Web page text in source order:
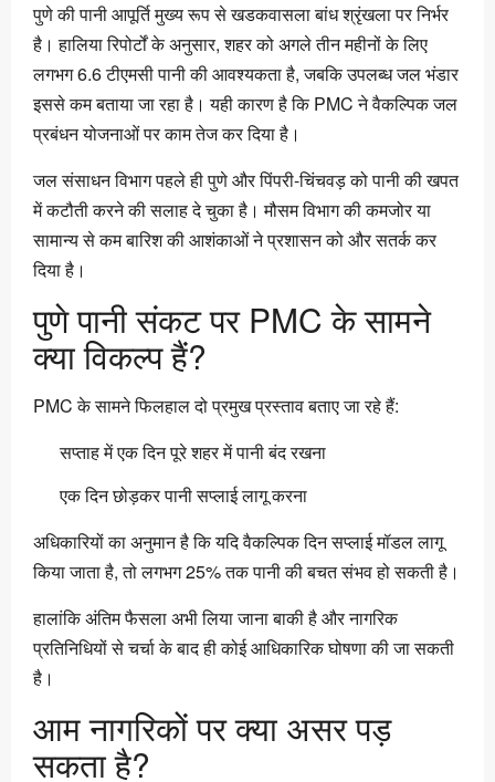
पुणे की पानी आपूर्ति मुख्य रूप से खडकवासला बांध श्रृंखला पर निर्भर
है। हालिया रिपोर्टों के अनुसार, शहर को अगले तीन महीनों के लिए
लगभग 6.6 टीएमसी पानी की आवश्यकता है, जबकि उपलब्ध जल भंडार
इससे कम बताया जा रहा है। यही कारण है कि PMC ने वैकल्पिक जल
प्रबंधन योजनाओं पर काम तेज कर दिया है।
जल संसाधन विभाग पहले ही पुणे और पिंपरी-चिंचवड़ को पानी की खपत
में कटौती करने की सलाह दे चुका है। मौसम विभाग की कमजोर या
सामान्य से कम बारिश की आशंकाओं ने प्रशासन को और सतर्क कर
दिया है।
पुणे पानी संकट पर PMC के सामने
क्या विकल्प हैं?
PMC के सामने फिलहाल दो प्रमुख प्रस्ताव बताए जा रहे हैं:
सप्ताह में एक दिन पूरे शहर में पानी बंद रखना
एक दिन छोड़कर पानी सप्लाई लागू करना
अधिकारियों का अनुमान है कि यदि वैकल्पिक दिन सप्लाई मॉडल लागू
किया जाता है, तो लगभग 25% तक पानी की बचत संभव हो सकती है।
हालांकि अंतिम फैसला अभी लिया जाना बाकी है और नागरिक
प्रतिनिधियों से चर्चा के बाद ही कोई आधिकारिक घोषणा की जा सकती
है।
आम नागरिकों पर क्या असर पड़
सकता है?